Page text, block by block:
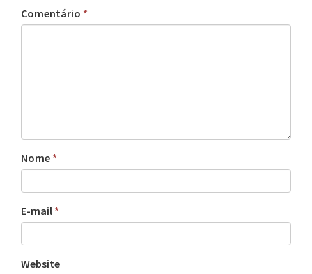
Comentário *
Nome *
E-mail *
Website